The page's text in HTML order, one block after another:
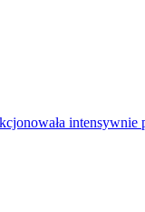
intensywnie